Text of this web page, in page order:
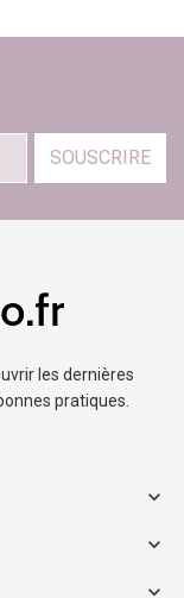
SOUSCRIRE
les dernières
pratiques.